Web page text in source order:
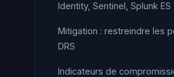
Identity, Sentinel, Splunk ES
Mitigation : restreindre les
DRS
Indicateurs de